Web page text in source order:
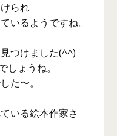
られ
いるようですね。
つけました(^^)
ょうね。
た〜。
いる絵本作家さ